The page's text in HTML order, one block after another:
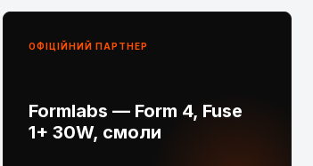
ОФІЦІЙНИЙ ПАРТНЕР
Formlabs — Form 4, Fuse
1+ 30W, смоли